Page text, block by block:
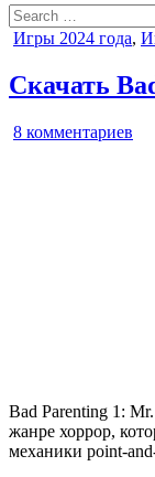
Search
for:
Posted
Игры 2024 года,
Скачать
8 комментариев
Bad Parenting 1:
жанре хоррор,
механики point-